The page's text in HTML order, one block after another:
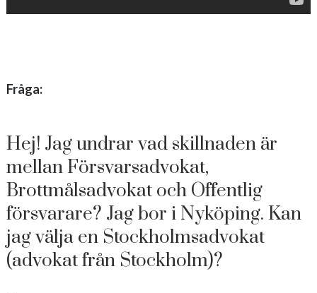
Fråga:
Hej! Jag undrar vad skillnaden är
mellan Försvarsadvokat,
Brottmålsadvokat och Offentlig
försvarare? Jag bor i Nyköping. Kan
jag välja en Stockholmsadvokat
(advokat från Stockholm)?